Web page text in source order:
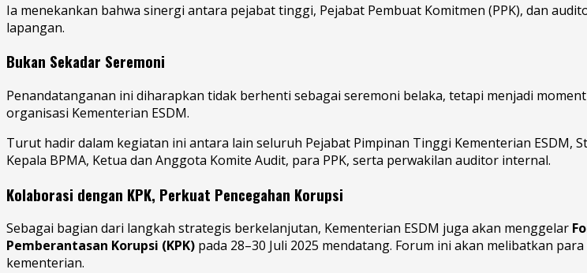
Ia menekankan bahwa sinergi antara pejabat tinggi, Pejabat Pembuat Komitmen (PPK), dan
lapangan.
Bukan Sekadar Seremoni
Penandatanganan ini diharapkan tidak berhenti sebagai seremoni belaka, tetapi menjadi
organisasi Kementerian ESDM.
Turut hadir dalam kegiatan ini antara lain seluruh Pejabat Pimpinan Tinggi Kementerian ESDM,
Kepala BPMA, Ketua dan Anggota Komite Audit, para PPK, serta perwakilan auditor internal.
Kolaborasi dengan KPK, Perkuat Pencegahan Korupsi
Sebagai bagian dari langkah strategis berkelanjutan, Kementerian ESDM juga akan menggelar
Pemberantasan Korupsi (KPK) pada 28–30 Juli 2025 mendatang. Forum ini akan melibatkan
kementerian.